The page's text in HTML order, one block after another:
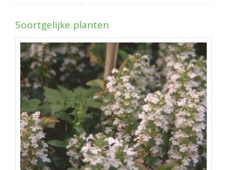
Soortgelijke planten